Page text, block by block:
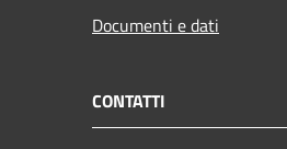
Documenti e dati
CONTATTI